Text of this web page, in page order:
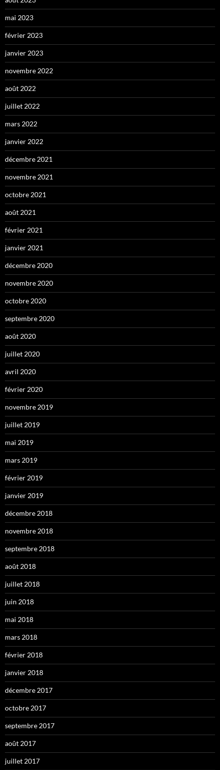
mai 2023
février 2023
janvier 2023
novembre 2022
août 2022
juillet 2022
mars 2022
janvier 2022
décembre 2021
novembre 2021
octobre 2021
août 2021
février 2021
janvier 2021
décembre 2020
novembre 2020
octobre 2020
septembre 2020
août 2020
juillet 2020
avril 2020
février 2020
novembre 2019
juillet 2019
mai 2019
mars 2019
février 2019
janvier 2019
décembre 2018
novembre 2018
septembre 2018
août 2018
juillet 2018
juin 2018
mai 2018
mars 2018
février 2018
janvier 2018
décembre 2017
octobre 2017
septembre 2017
août 2017
juillet 2017